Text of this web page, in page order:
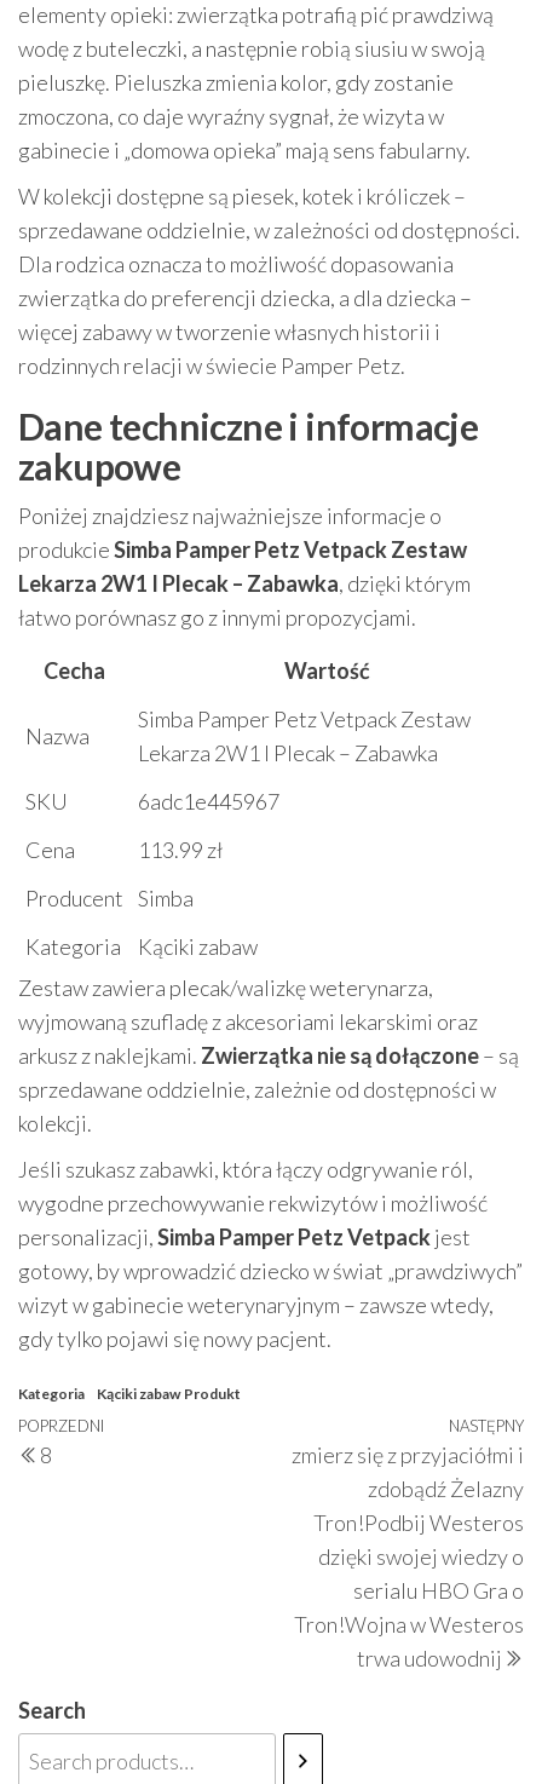
elementy opieki: zwierzątka potrafią pić prawdziwą
wodę z buteleczki, a następnie robią siusiu w swoją
pieluszkę. Pieluszka zmienia kolor, gdy zostanie
zmoczona, co daje wyraźny sygnał, że wizyta w
gabinecie i „domowa opieka” mają sens fabularny.
W kolekcji dostępne są piesek, kotek i króliczek –
sprzedawane oddzielnie, w zależności od dostępności.
Dla rodzica oznacza to możliwość dopasowania
zwierzątka do preferencji dziecka, a dla dziecka –
więcej zabawy w tworzenie własnych historii i
rodzinnych relacji w świecie Pamper Petz.
Dane techniczne i informacje
zakupowe
Poniżej znajdziesz najważniejsze informacje o
produkcieSimba Pamper Petz Vetpack Zestaw
Lekarza 2W1 I Plecak – Zabawka, dzięki którym
łatwo porównasz go z innymi propozycjami.
Cecha
Wartość
Nazwa
Simba Pamper Petz Vetpack Zestaw
Lekarza 2W1 I Plecak – Zabawka
SKU
6adc1e445967
Cena
113.99 zł
Producent Simba
Kategoria
Kąciki zabaw
Zestaw zawiera plecak/walizkę weterynarza,
wyjmowaną szufladę z akcesoriami lekarskimi oraz
arkusz z naklejkami. Zwierzątka nie są dołączone– są
sprzedawane oddzielnie, zależnie od dostępności w
kolekcji.
Jeśli szukasz zabawki, która łączy odgrywanie ról,
wygodne przechowywanie rekwizytów i możliwość
personalizacji,Simba Pamper Petz Vetpackjest
gotowy, by wprowadzić dziecko w świat „prawdziwych”
wizyt w gabinecie weterynaryjnym – zawsze wtedy,
gdy tylko pojawi się nowy pacjent.
Kategoria Kąciki zabaw Produkt
Nawigacja
wpisu
Poprzedni
wpis
POPRZEDNI
8
NASTĘPNY
zmierz się z przyjaciółmi i
zdobądź Żelazny
Tron!Podbij Westeros
dzięki swojej wiedzy o
serialu HBO Gra o
Tron!Wojna w Westeros
trwa udowodnij
Search